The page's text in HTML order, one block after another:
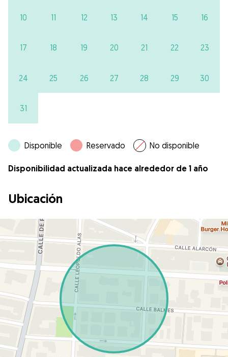
10 11 12 13 14 15 16
17 18 19 20 21 22 23
24 25 26 27 28 29 30
31
Disponible Reservado No disponible
Disponibilidad actualizada hace alrededor de 1 año
Ubicación